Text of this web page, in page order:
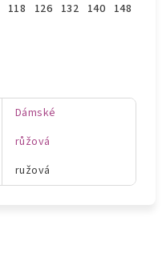
118 126 132 140 148
Dámské
růžová
ružová